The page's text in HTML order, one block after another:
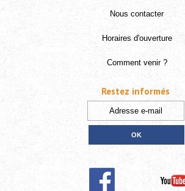
Nous contacter
Horaires d'ouverture
Comment venir ?
Restez informés